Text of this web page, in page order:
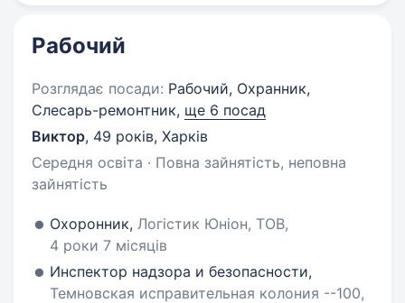
Рабочий
Розглядає посади: Рабочий, Охранник,
Слесарь-ремонтник, ще 6 посад
Виктор, 49 років, Харків
Середня освіта · Повна зайнятість, неповна
зайнятість
Охоронник, Логістик Юніон, ТОВ,
4 роки 7 місяців
Инспектор надзора и безопасности,
Темновская исправительная колония --100,